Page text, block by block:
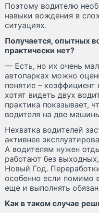
Поэтому водителю
навыки вождения в
ситуациях.
Получается, опытных
практически нет?
— Есть, но их очень
автопарках можно
понятие –
хотят видеть двух
практика показывает,
водителя на две
Нехватка водителей
активнее
А водителям нужен
работают без
Новый Год.
особенно если помимо
еще и выполнять
Как в таком случае